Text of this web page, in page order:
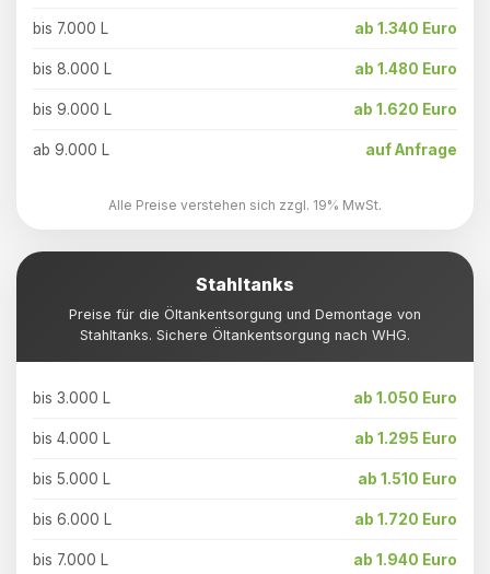
bis 7.000 L ab 1.340 Euro
bis 8.000 L ab 1.480 Euro
bis 9.000 L ab 1.620 Euro
ab 9.000 L auf Anfrage
Alle Preise verstehen sich zzgl. 19% MwSt.
Stahltanks
Preise für die Öltankentsorgung und Demontage von
Stahltanks. Sichere Öltankentsorgung nach WHG.
bis 3.000 L ab 1.050 Euro
bis 4.000 L ab 1.295 Euro
bis 5.000 L ab 1.510 Euro
bis 6.000 L ab 1.720 Euro
bis 7.000 L ab 1.940 Euro